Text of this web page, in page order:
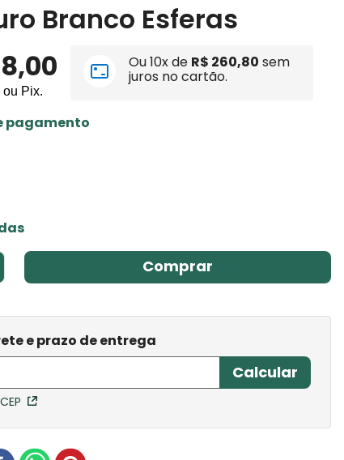
Branco Esferas
,00
ou Pix.
Ou10x de R$ 260,80 sem
juros no cartão.
pagamento
Comprar